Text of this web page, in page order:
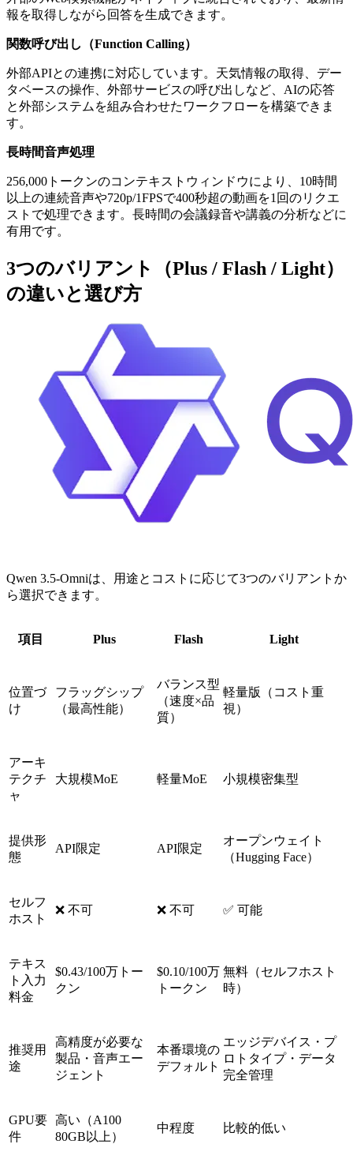
報を取得しながら回答を生成できます。
関数呼び出し（Function Calling）
外部APIとの連携に対応しています。天気情報の取得、デー
タベースの操作、外部サービスの呼び出しなど、AIの応答
と外部システムを組み合わせたワークフローを構築できま
す。
長時間音声処理
256,000トークンのコンテキストウィンドウにより、10時間
以上の連続音声や720p/1FPSで400秒超の動画を1回のリクエ
ストで処理できます。長時間の会議録音や講義の分析などに
有用です。
3つのバリアント（Plus / Flash / Light）
の違いと選び方
Qwen 3.5-Omniは、用途とコストに応じて3つのバリアントか
ら選択できます。
項目 Plus Flash Light
位置づ
け
フラッグシップ
（最高性能）
バランス型
（速度×品
質）
軽量版（コスト重
視）
アーキ
テクチ
ャ
大規模MoE 軽量MoE 小規模密集型
提供形
態
API限定 API限定
オープンウェイト
（Hugging Face）
セルフ
ホスト
❌ 不可 ❌ 不可 ✅ 可能
テキス
ト入力
料金
$0.43/100万トー
クン
$0.10/100万
トークン
無料（セルフホスト
時）
推奨用
途
高精度が必要な
製品・音声エー
ジェント
本番環境の
デフォルト
エッジデバイス・プ
ロトタイプ・データ
完全管理
GPU要
件
高い（A100
80GB以上）
中程度 比較的低い